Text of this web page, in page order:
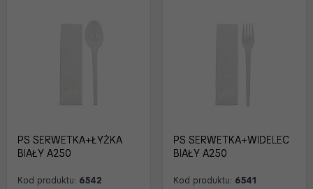
PS SERWETKA+ŁYŻKA
BIAŁY A250
Kod produktu: 6542
PS SERWETKA+WIDELEC
BIAŁY A250
Kod produktu: 6541